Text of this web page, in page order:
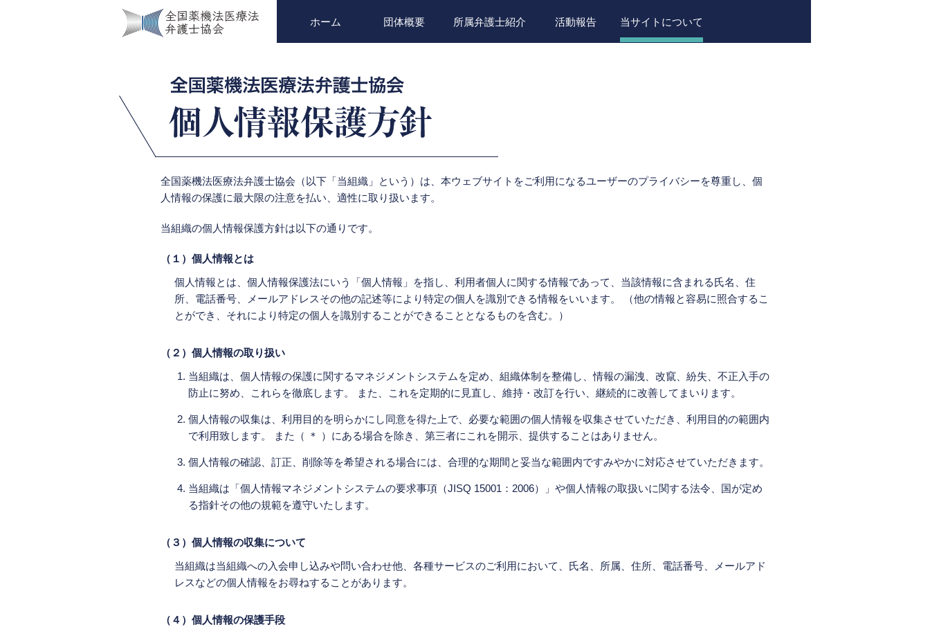
ホーム 団体概要 所属弁護士紹介 活動報告 当サイトについて
全国薬機法医療法弁護士協会（以下「当組織」という）は、本ウェブサイトをご利用になるユーザーのプライバシーを尊重し、個
人情報の保護に最大限の注意を払い、適性に取り扱います。
当組織の個人情報保護方針は以下の通りです。
（１）個人情報とは
個人情報とは、個人情報保護法にいう「個人情報」を指し、利用者個人に関する情報であって、当該情報に含まれる氏名、住
所、電話番号、メールアドレスその他の記述等により特定の個人を識別できる情報をいいます。 （他の情報と容易に照合するこ
とができ、それにより特定の個人を識別することができることとなるものを含む。）
（２）個人情報の取り扱い
当組織は、個人情報の保護に関するマネジメントシステムを定め、組織体制を整備し、情報の漏洩、改竄、紛失、不正入手の
防止に努め、これらを徹底します。 また、これを定期的に見直し、維持・改訂を行い、継続的に改善してまいります。
個人情報の収集は、利用目的を明らかにし同意を得た上で、必要な範囲の個人情報を収集させていただき、利用目的の範囲内
で利用致します。 また（ ＊ ）にある場合を除き、第三者にこれを開示、提供することはありません。
個人情報の確認、訂正、削除等を希望される場合には、合理的な期間と妥当な範囲内ですみやかに対応させていただきます。
当組織は「個人情報マネジメントシステムの要求事項（JISQ 15001：2006）」や個人情報の取扱いに関する法令、国が定め
る指針その他の規範を遵守いたします。
（３）個人情報の収集について
当組織は当組織への入会申し込みや問い合わせ他、各種サービスのご利用において、氏名、所属、住所、電話番号、メールアド
レスなどの個人情報をお尋ねすることがあります。
（４）個人情報の保護手段